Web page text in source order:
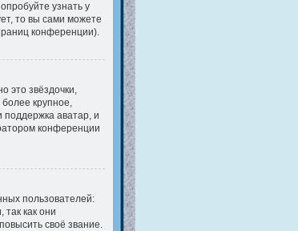
узнать у
то вы сами можете
конференции).
это звёздочки,
крупное,
поддержка аватар, и
конференции
пользователей:
как они
своё звание.